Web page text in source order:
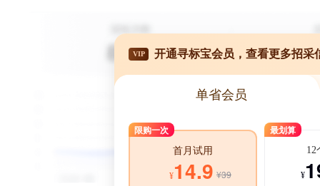
VIP 开通寻标宝会员，查看更多招采
单省会员
限购一次
首月试用
¥14.9 ¥39
最划算
12
¥